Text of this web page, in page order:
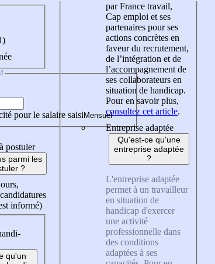
pour le salaire saisi
postuler
parmi les
?
informé)
qu'un
par France travail,
Cap emploi et ses
partenaires pour ses
actions concrètes en
faveur du recrutement,
de l’intégration et de
l’accompagnement de
ses collaborateurs en
situation de handicap.
Pour en savoir plus,
consultez cet article.
Entreprise adaptée
Qu'est-ce qu'une
entreprise adaptée
?
L'entreprise adaptée
permet à un travailleur
en situation de
handicap d'exercer
une activité
professionnelle dans
des conditions
adaptées à ses